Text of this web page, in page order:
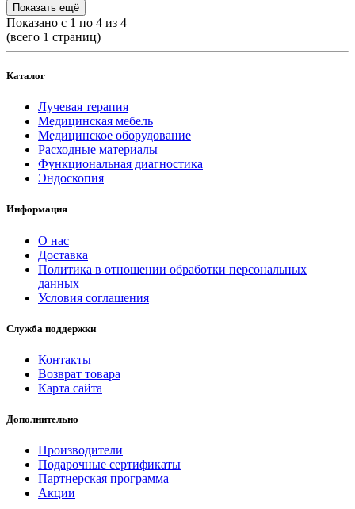
Показать ещё
Показано с 1 по 4 из 4
(всего 1 страниц)
Каталог
Лучевая терапия
Медицинская мебель
Медицинское оборудование
Расходные материалы
Функциональная диагностика
Эндоскопия
Информация
О нас
Доставка
Политика в отношении обработки персональных
данных
Условия соглашения
Служба поддержки
Контакты
Возврат товара
Карта сайта
Дополнительно
Производители
Подарочные сертификаты
Партнерская программа
Акции